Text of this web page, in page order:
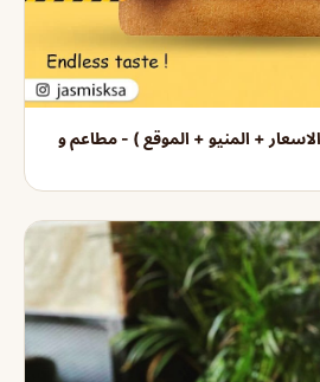
+ المنيو + الموقع ) - مطاعم و